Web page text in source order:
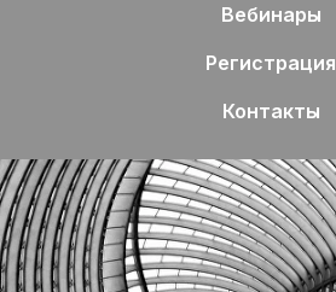
Вебинары
Регистрация
Контакты